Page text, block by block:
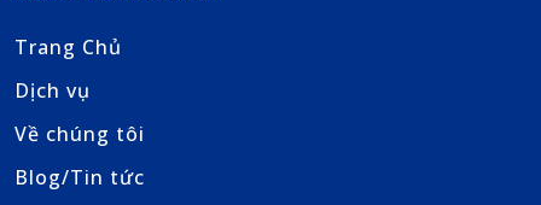
Trang Chủ
Dịch vụ
Về chúng tôi
Blog/Tin tức